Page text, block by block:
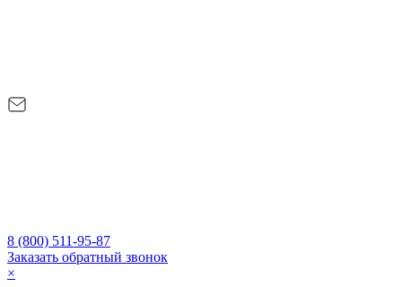
8 (800) 511-95-87
Заказать обратный звонок
×